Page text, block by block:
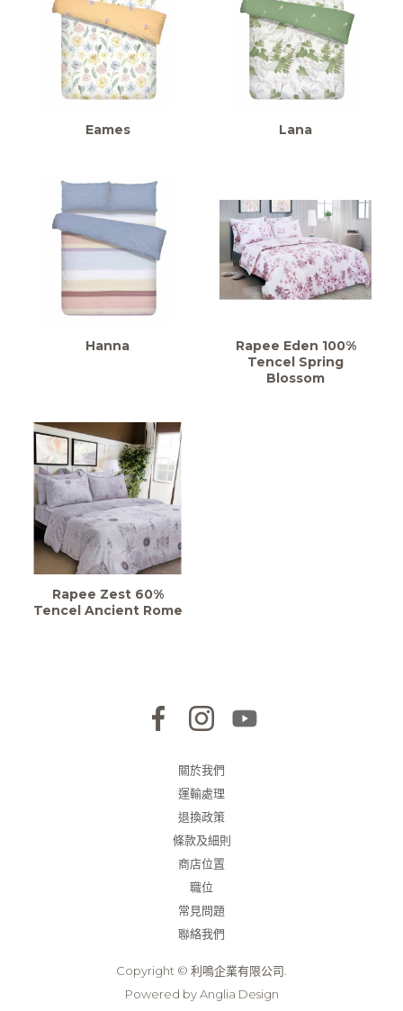
Eames Lana
Hanna
Rapee Eden 100%
Tencel Spring
Blossom
Rapee Zest 60%
Tencel Ancient Rome
關於我們
運輸處理
退換政策
條款及細則
商店位置
職位
常見問題
聯絡我們
Copyright © 利鳴企業有限公司.
Powered byAnglia Design